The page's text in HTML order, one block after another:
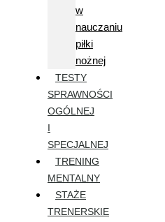
w
nauczaniu
piłki
nożnej
TESTY
SPRAWNOŚCI
OGÓLNEJ
I
SPECJALNEJ
TRENING
MENTALNY
STAŻE
TRENERSKIE